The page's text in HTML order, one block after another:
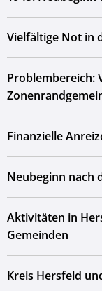
Vielfältige Not in
Problembereich:
Finanzielle
Neubeginn nach
Aktivitäten in
Gemeinden
Kreis Hersfeld